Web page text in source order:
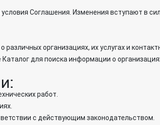
Соглашения. Изменения вступают в
организациях, их услугах и
для поиска информации о
работ.
с действующим законодательством.